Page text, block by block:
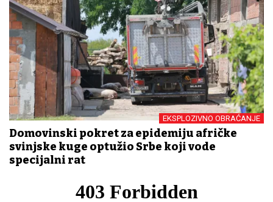
EKSPLOZIVNO OBRAĆANJE
Domovinski pokret za epidemiju afričke
svinjske kuge optužio Srbe koji vode
specijalni rat